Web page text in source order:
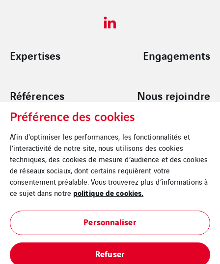
Expertises Engagements
Références Nous rejoindre
Contact
Mentions légales
Cookies
Préférence des cookies
Afin d’optimiser les performances, les fonctionnalités et
l’interactivité de notre site, nous utilisons des cookies
techniques, des cookies de mesure d’audience et des cookies
de réseaux sociaux, dont certains requièrent votre
consentement préalable. Vous trouverez plus d’informations à
ce sujet dans notre politique de cookies.
Personnaliser
Refuser